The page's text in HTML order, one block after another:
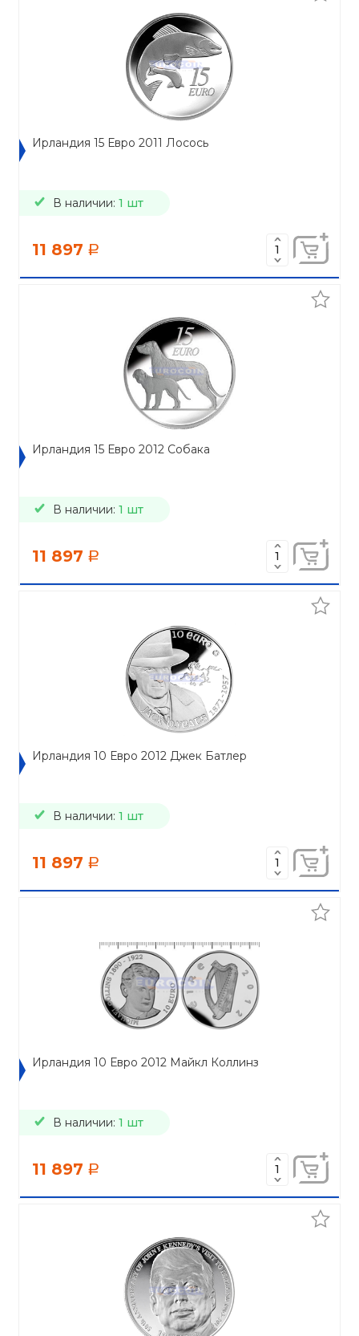
Ирландия 15 Евро 2011 Лосось
В наличии: 1 шт
11 897 a
Ирландия 15 Евро 2012 Собака
В наличии: 1 шт
11 897 a
Ирландия 10 Евро 2012 Джек Батлер
В наличии: 1 шт
11 897 a
Ирландия 10 Евро 2012 Майкл Коллинз
В наличии: 1 шт
11 897 a